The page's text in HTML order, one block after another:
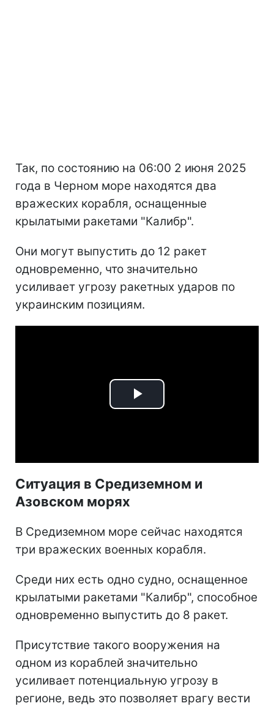
Так, по состоянию на 06:00 2 июня 2025
года в Черном море находятся два
вражеских корабля, оснащенные
крылатыми ракетами "Калибр".
Они могут выпустить до 12 ракет
одновременно, что значительно
усиливает угрозу ракетных ударов по
украинским позициям.
Play
Ситуация в Средиземном и
Азовском морях
В Средиземном море сейчас находятся
три вражеских военных корабля.
Среди них есть одно судно, оснащенное
крылатыми ракетами "Калибр", способное
одновременно выпустить до 8 ракет.
Присутствие такого вооружения на
одном из кораблей значительно
усиливает потенциальную угрозу в
регионе, ведь это позволяет врагу вести